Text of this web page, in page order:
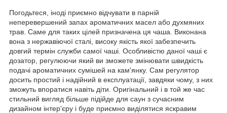
Погодьтеся, іноді приємно відчувати в парній
неперевершений запах ароматичних масел або духмяних
трав. Саме для таких цілей призначена ця чаша. Виконана
вона з нержавіючої сталі, високу якість якої забезпечить
довгий термін служби самої чаші. Особливістю даної чаші є
дозатор, регулюючи який ви зможете змінювати швидкість
подачі ароматичних сумішей на кам'янку. Сам регулятор
досить простий і надійний в експлуатації, завдяки чому, з них
зможуть впоратися навіть діти. Оригінальний і в той же час
стильний вигляд більше підійде для саун з сучасним
дизайном інтер'єру і буде приємно виділятися яскравим